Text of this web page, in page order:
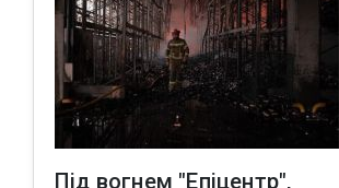
Під вогнем "Епіцентр",